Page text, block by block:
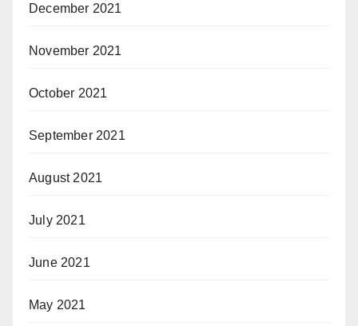
December 2021
November 2021
October 2021
September 2021
August 2021
July 2021
June 2021
May 2021